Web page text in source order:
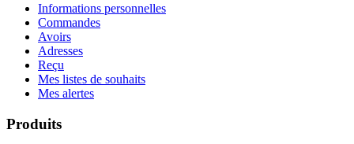
Informations personnelles
Commandes
Avoirs
Adresses
Reçu
Mes listes de souhaits
Mes alertes
Produits